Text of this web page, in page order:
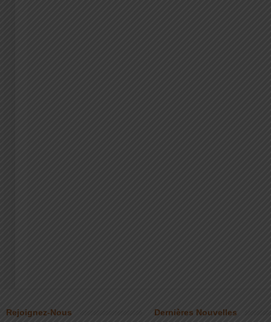
Rejoignez-Nous Dernières Nouvelles